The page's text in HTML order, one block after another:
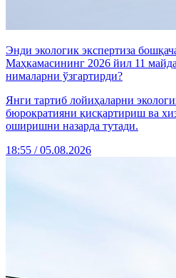
Энди экологик экспертиза
Маҳкамасининг 2026 йил 11
нималарни ўзгартирди?
Янги тартиб лойиҳаларни
бюрократияни қисқартириш ва
оширишни назарда тутади.
18:55 / 05.08.2026